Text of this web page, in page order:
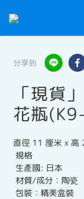
分享到
「現貨
花瓶
直徑 11 厘米 x 高
規格
生產國: 日本
材質/成分：陶瓷
包裝：精美盒裝